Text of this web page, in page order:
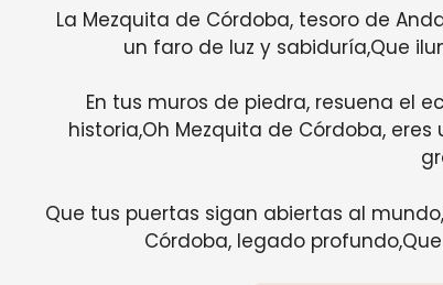
La Mezquita de Córdoba, tesoro de
un faro de luz y sabiduría,Que
En tus muros de piedra, resuena el
historia,Oh Mezquita de Córdoba,
Que tus puertas sigan abiertas al
Córdoba, legado